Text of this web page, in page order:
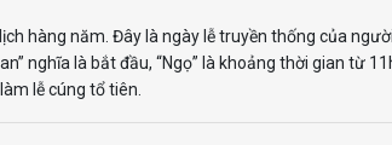
hàng năm. Đây là ngày lễ truyền thống của
nghĩa là bắt đầu, “Ngọ” là khoảng thời gian từ
lễ cúng tổ tiên.